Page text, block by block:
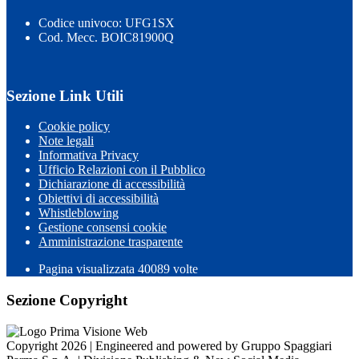
Codice univoco: UFG1SX
Cod. Mecc. BOIC81900Q
Sezione Link Utili
Cookie policy
Note legali
Informativa Privacy
Ufficio Relazioni con il Pubblico
Dichiarazione di accessibilità
Obiettivi di accessibilità
Whistleblowing
Gestione consensi cookie
Amministrazione trasparente
Pagina visualizzata 40089 volte
Sezione Copyright
Copyright 2026 | Engineered and powered by Gruppo Spaggiari